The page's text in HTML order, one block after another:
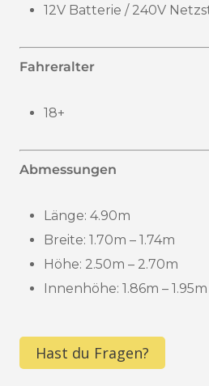
12V Batterie / 240V
Fahreralter
18+
Abmessungen
Länge: 4.90m
Breite:1.70m – 1.74m
Höhe: 2.50m – 2.70m
Innenhöhe:1.86m – 1.95m
Hast du Fragen?